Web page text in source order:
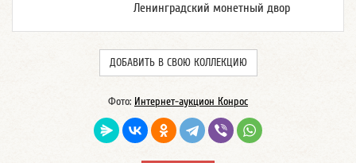
Ленинградский монетный двор
ДОБАВИТЬ В СВОЮ КОЛЛЕКЦИЮ
Фото: Интернет-аукцион Конрос